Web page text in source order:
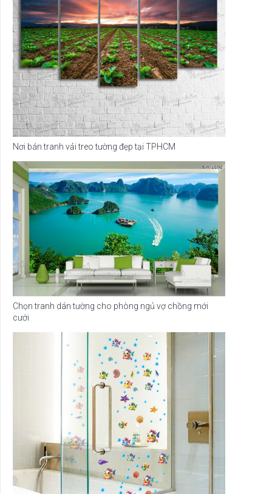
Nơi bán tranh vải treo tường đẹp tại TPHCM
Chọn tranh dán tường cho phòng ngủ vợ chồng mới
cưới